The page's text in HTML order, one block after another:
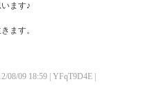
ます♪
ます。
08/09 18:59 | YFqT9D4E |